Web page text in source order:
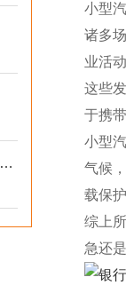
应急8KW静音柴油发电机ECP9500T的匠心之作
小型
诸多
业活
这些
于携
小型
气候
载保
综上
急还